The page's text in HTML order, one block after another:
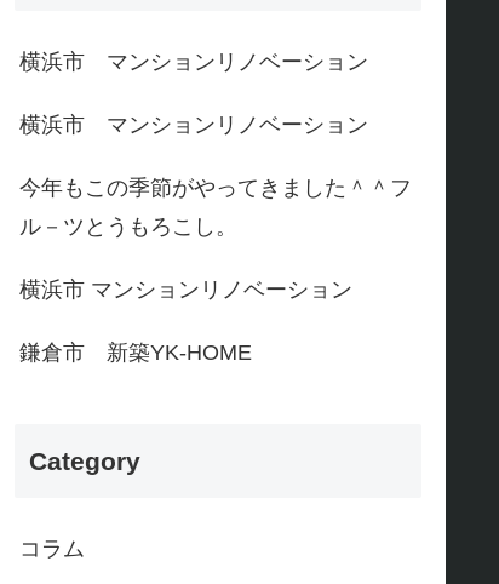
横浜市 マンションリノベーション
横浜市 マンションリノベーション
今年もこの季節がやってきました＾＾フ
ル－ツとうもろこし。
横浜市 マンションリノベーション
鎌倉市 新築YK-HOME
Category
コラム